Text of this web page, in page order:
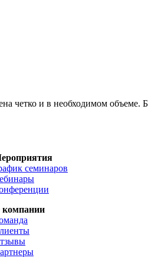
четко и в необходимом объеме.
семинаров